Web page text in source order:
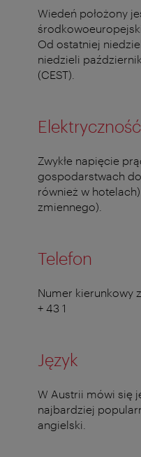
Wiedeń położony
Od ostatniej
niedzieli
(CEST).
Elektryczność
Zwykłe napięcie
gospodarstwach
również w
zmiennego).
Telefon
Numer kierunkowy
+ 43 1
Język
W Austrii mówi się
najbardziej
angielski.